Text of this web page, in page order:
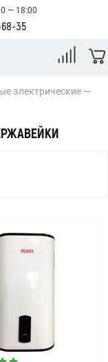
— 18:00
35
электрические